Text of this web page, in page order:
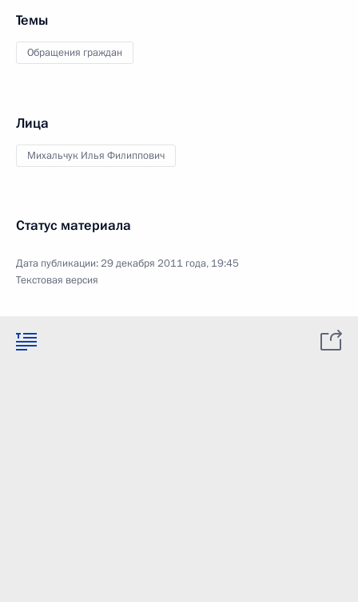
Темы
Обращения граждан
Лица
Михальчук Илья Филиппович
Статус материала
Дата публикации:29 декабря 2011 года, 19:45
Текстовая версия